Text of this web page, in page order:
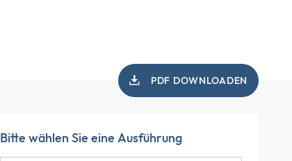
PDF DOWNLOADEN
Bitte wählen Sie eine Ausführung